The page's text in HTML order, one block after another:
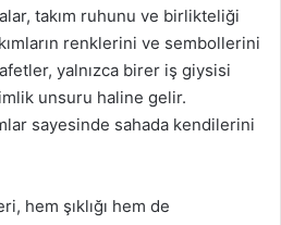
takım ruhunu ve birlikteliği
renklerini ve sembollerini
yalnızca birer iş giysisi
unsuru haline gelir.
sayesinde sahada kendilerini
hem şıklığı hem de